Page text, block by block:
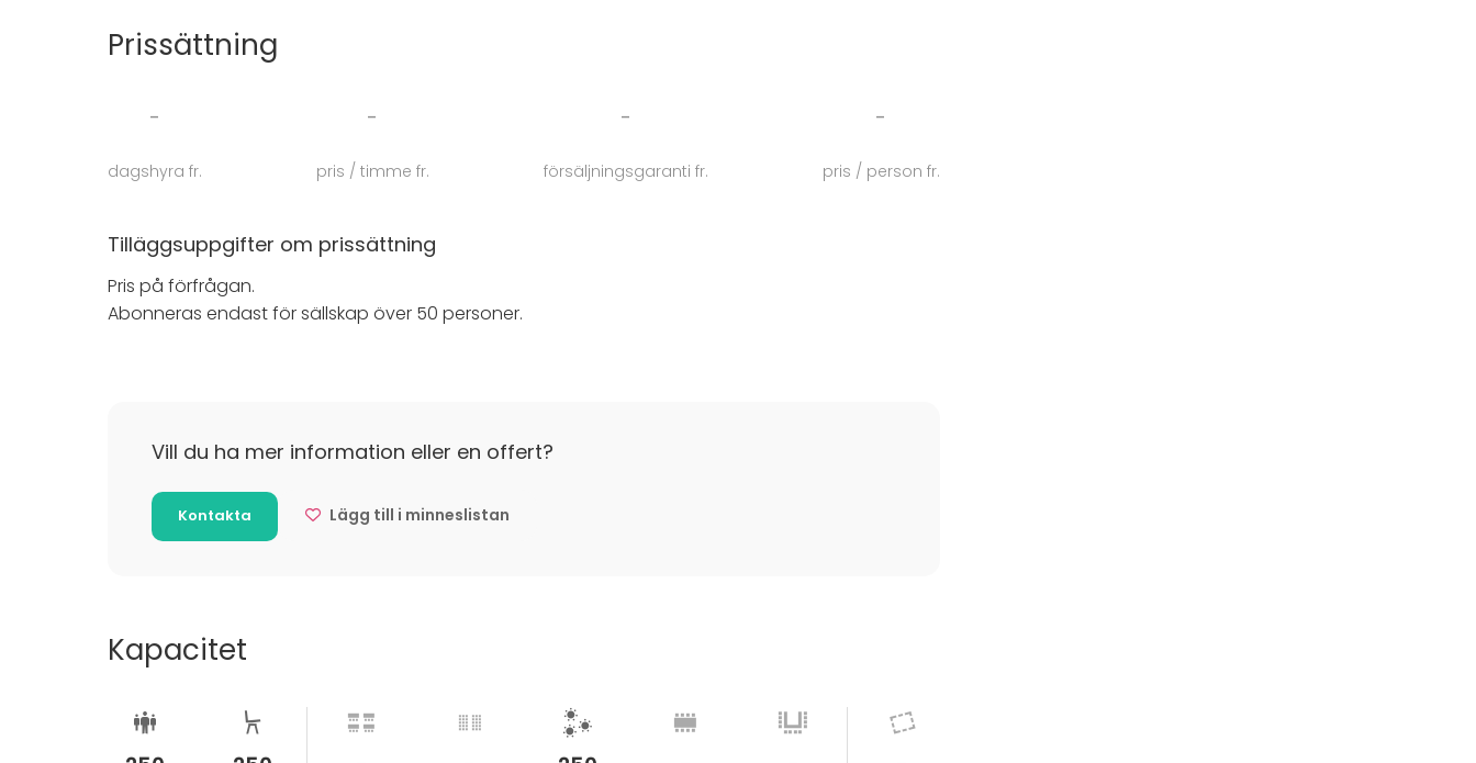
Prissättning
-
dagshyra fr.
-
pris / timme fr.
-
försäljningsgaranti fr.
-
pris / person fr.
Tilläggsuppgifter om prissättning
Pris på förfrågan.
Abonneras endast för sällskap över 50 personer.
Vill du ha mer information eller en offert?
Kontakta Lägg till i minneslistan
Kapacitet